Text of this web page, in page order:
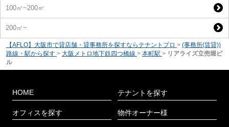
100㎡~200㎡
200㎡~
【AFLO】大阪市で貸店舗・貸事務所を探すならテナントプロ > (事務所(賃貸))
路線・駅から探す > 大阪メトロ地下鉄四つ橋線 > 本町駅 > リアライズ立売堀ビ
ル
HOME
オフィスを探す
テナントを探す
物件オーナー様